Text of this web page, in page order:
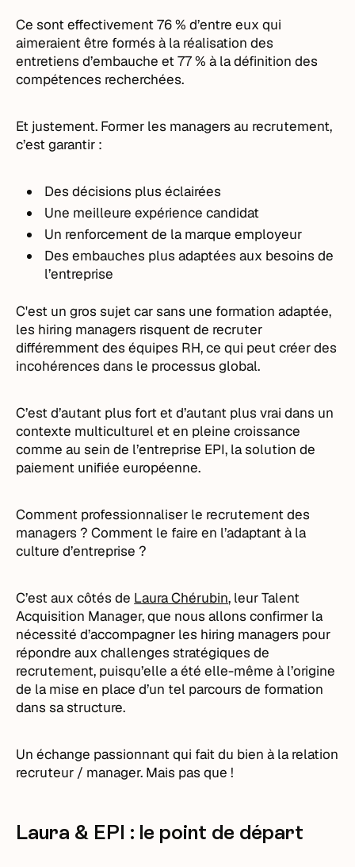
Ce sont effectivement 76 % d’entre eux qui
aimeraient être formés à la réalisation des
entretiens d’embauche et 77 % à la définition des
compétences recherchées.
Et justement. Former les managers au recrutement,
c’est garantir :
Des décisions plus éclairées
Une meilleure expérience candidat
Un renforcement de la marque employeur
Des embauches plus adaptées aux besoins de
l’entreprise
C'est un gros sujet car sans une formation adaptée,
les hiring managers risquent de recruter
différemment des équipes RH, ce qui peut créer des
incohérences dans le processus global.
C’est d’autant plus fort et d’autant plus vrai dans un
contexte multiculturel et en pleine croissance
comme au sein de l’entreprise EPI, la solution de
paiement unifiée européenne.
Comment professionnaliser le recrutement des
managers ? Comment le faire en l’adaptant à la
culture d’entreprise ?
C’est aux côtés de Laura Chérubin, leur Talent
Acquisition Manager, que nous allons confirmer la
nécessité d’accompagner les hiring managers pour
répondre aux challenges stratégiques de
recrutement, puisqu’elle a été elle-même à l’origine
de la mise en place d’un tel parcours de formation
dans sa structure.
Un échange passionnant qui fait du bien à la relation
recruteur / manager. Mais pas que !
Laura & EPI : le point de départ